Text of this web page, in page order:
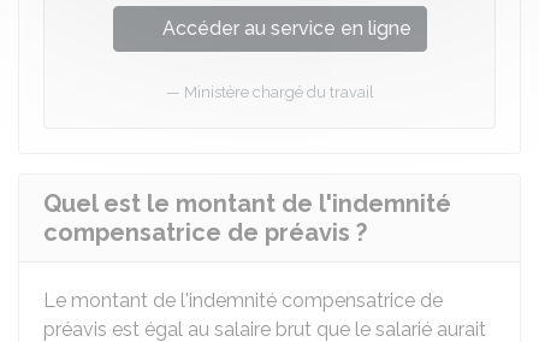
Accéder au service en ligne
Ministère chargé du travail
Quel est le montant de l'indemnité
compensatrice de préavis ?
Le montant de l'indemnité compensatrice de
préavis est égal au salaire brut que le salarié aurait